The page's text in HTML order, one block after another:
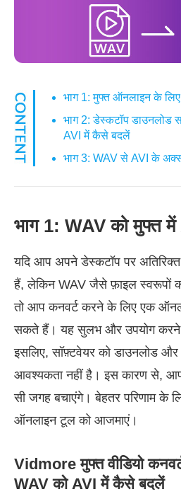
भाग 1: मुफ्त ऑनलाइन के
भाग 2: डेस्कटॉप डाउनलोड
AVI में कैसे बदलें
भाग 3: WAV से AVI के
भाग 1: WAV को मुफ्त
यदि आप अपने डेस्कटॉप पर अतिरिक्त
हैं, लेकिन WAV जैसे फ़ाइल स्वरूपों
तो आप कनवर्ट करने के लिए एक
सकते हैं। यह सुलभ और उपयोग करने
इसलिए, सॉफ़्टवेयर को डाउनलोड
आवश्यकता नहीं है। इस कारण से,
सी जगह बचाएंगे। बेहतर परिणाम के
ऑनलाइन टूल को आजमाएं।
Vidmore मुफ्त वीडियो
WAV को AVI में कैसे बदलें